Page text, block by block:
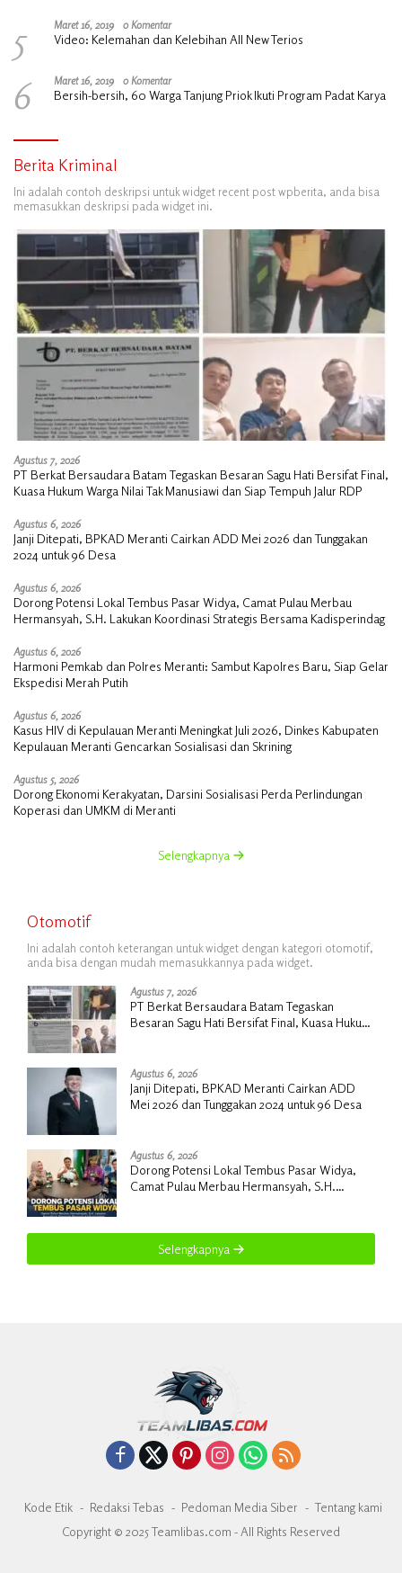
5 Maret 16, 2019 0 Komentar
Video: Kelemahan dan Kelebihan All New Terios
6 Maret 16, 2019 0 Komentar
Bersih-bersih, 60 Warga Tanjung Priok Ikuti Program Padat Karya
Berita Kriminal
Ini adalah contoh deskripsi untuk widget recent post wpberita, anda bisa
memasukkan deskripsi pada widget ini.
Agustus 7, 2026
PT Berkat Bersaudara Batam Tegaskan Besaran Sagu Hati Bersifat Final,
Kuasa Hukum Warga Nilai Tak Manusiawi dan Siap Tempuh Jalur RDP
Agustus 6, 2026
Janji Ditepati, BPKAD Meranti Cairkan ADD Mei 2026 dan Tunggakan
2024 untuk 96 Desa
Agustus 6, 2026
Dorong Potensi Lokal Tembus Pasar Widya, Camat Pulau Merbau
Hermansyah, S.H. Lakukan Koordinasi Strategis Bersama Kadisperindag
Agustus 6, 2026
Harmoni Pemkab dan Polres Meranti: Sambut Kapolres Baru, Siap Gelar
Ekspedisi Merah Putih
Agustus 6, 2026
Kasus HIV di Kepulauan Meranti Meningkat Juli 2026, Dinkes Kabupaten
Kepulauan Meranti Gencarkan Sosialisasi dan Skrining
Agustus 5, 2026
Dorong Ekonomi Kerakyatan, Darsini Sosialisasi Perda Perlindungan
Koperasi dan UMKM di Meranti
Selengkapnya
Otomotif
Ini adalah contoh keterangan untuk widget dengan kategori otomotif,
anda bisa dengan mudah memasukkannya pada widget.
Agustus 7, 2026
PT Berkat Bersaudara Batam Tegaskan
Besaran Sagu Hati Bersifat Final, Kuasa Hukum
Agustus 6, 2026
Janji Ditepati, BPKAD Meranti Cairkan ADD
Mei 2026 dan Tunggakan 2024 untuk 96 Desa
Agustus 6, 2026
Dorong Potensi Lokal Tembus Pasar Widya,
Camat Pulau Merbau Hermansyah, S.H.
Selengkapnya
Kode Etik Redaksi Tebas Pedoman Media Siber
Tentang kami
Copyright © 2025 Teamlibas.com - All Rights Reserved